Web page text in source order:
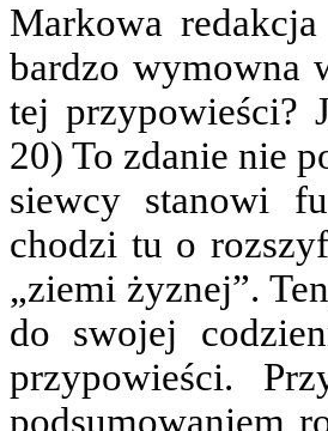
Markowa
bardzo wymowna
tej przypowieści?
20) To zdanie nie
siewcy stanowi
chodzi tu o
„ziemi żyznej”.
do swojej
przypowieści.
podsumowaniem